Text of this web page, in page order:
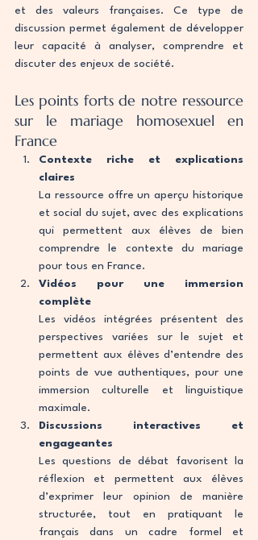
et des valeurs françaises. Ce type de
discussion permet également de développer
leur capacité à analyser, comprendre et
discuter des enjeux de société.
Les points forts de notre ressource
sur le mariage homosexuel en
France
Contexte riche et explications
claires
La ressource offre un aperçu historique
et social du sujet, avec des explications
qui permettent aux élèves de bien
comprendre le contexte du mariage
pour tous en France.
Vidéos pour une immersion
complète
Les vidéos intégrées présentent des
perspectives variées sur le sujet et
permettent aux élèves d’entendre des
points de vue authentiques, pour une
immersion culturelle et linguistique
maximale.
Discussions interactives et
engageantes
Les questions de débat favorisent la
réflexion et permettent aux élèves
d’exprimer leur opinion de manière
structurée, tout en pratiquant le
français dans un cadre formel et